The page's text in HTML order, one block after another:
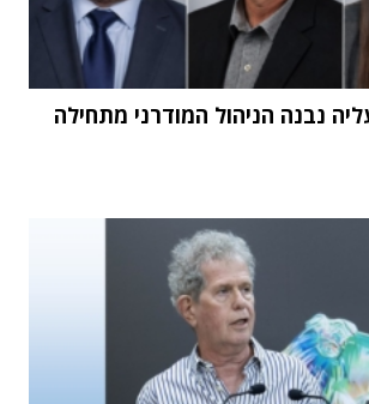
נבנה הניהול המודרני מתחילה